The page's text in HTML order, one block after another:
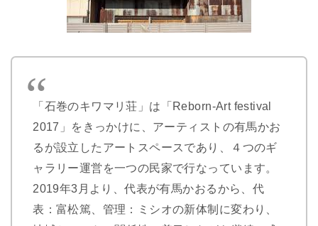
「石巻のキワマリ荘」は「Reborn-Art festival
2017」をきっかけに、アーティストの有馬かお
るが設立したアートスペースであり、４つのギ
ャラリー運営を一つの民家で行なっています。
2019年3月より、代表が有馬かおるから、代
表：富松篤、管理：ミシオの新体制に変わり、